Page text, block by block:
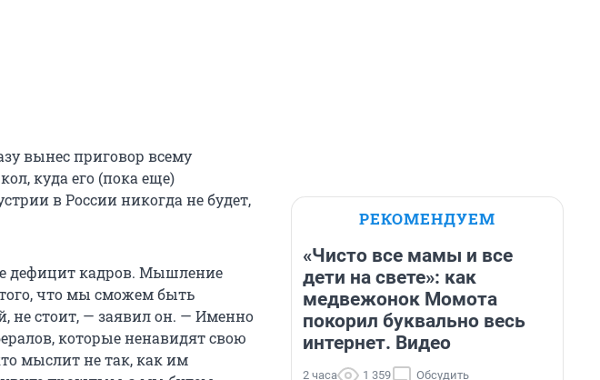
вынес приговор всему
куда его (пока еще)
в России никогда не будет,
дефицит кадров. Мышление
что мы сможем быть
не стоит, — заявил он. — Именно
которые ненавидят свою
мыслит не так, как им
РЕКОМЕНДУЕМ
«Чисто все мамы и все
дети на свете»: как
медвежонок Момота
покорил буквально весь
интернет. Видео
2 часа 1 359 Обсудить